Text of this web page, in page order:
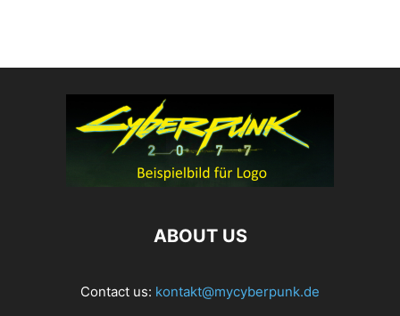
ABOUT US
Contact us: kontakt@mycyberpunk.de